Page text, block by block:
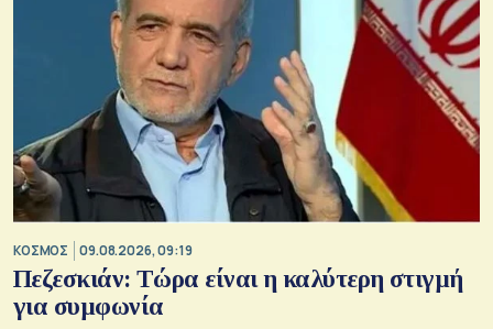
ΚΟΣΜΟΣ 09.08.2026, 09:19
Πεζεσκιάν: Τώρα είναι η καλύτερη στιγμή
για συμφωνία